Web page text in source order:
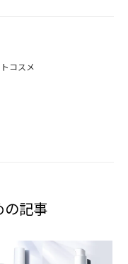
コスメ
の記事